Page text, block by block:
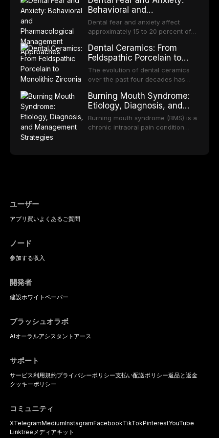
bodies regarding prophylaxis for
prosthetic joint infections, and
discusses clinical decision-making
in the context of
immunosuppression, cardiac
devices, and other special patient
populations.
increase quit rates. This article
reviews the current evidence base
for smoking cessation interventions
in dental settings, outlines the 5As
framework, and discusses the
integration of pharmacotherapy,
pathways into routine dental
practice.
edentulous patients. Despite the
increasing popularity of implant-
supported restorations, RPDs
continue to serve a substantial
examines the fundamental
principles of RPD design, including
Kennedy classification,
biomechanical considerations, and
component selection, and reviews
long-term clinical outcomes
regarding patient satisfaction,
abutment tooth survival, and the
impact on oral health-related
quality of life.
Behavioral and
Pharmacological
Management Approaches
Dental fear and anxiety affect
approximately 15 to 20 percent of
subset meeting criteria for specific
phobia. These conditions lead to
avoidance of dental care,
deterioration of oral health, and
reviews the epidemiology and
etiology of dental fear and anxiety,
describes validated assessment
tools, and provides an evidence-
based framework for behavioral
Dental Ceramics: From
Feldspathic Porcelain to
Monolithic Zirconia
The evolution of dental ceramics
over the past four decades has
offering increasingly esthetic,
durable, and biocompatible options.
From traditional feldspathic
porcelain to modern high-
Burning Mouth Syndrome:
Etiology, Diagnosis, and
Management Strategies
Burning mouth syndrome (BMS) is a
chronic intraoral pain condition
ユーザー
アプリ 買いよくあるご質問
ノード
参加する収入
開発者
建設ホワイトペーパー
ブラッシュオラボ
AIオーラルアシスタント アース
サポート
サービス利用規約プライバシーポリシー支払い配送ポリシー返品と返金
クッキーポリシー
コミュニティ
XTelegramMediumInstagramFacebookTikTokPinterestYouTube
Linktree メディアキット